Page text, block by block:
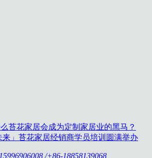
苔花家居会成为定制家居业的黑马？
来」苔花家居经销商学员培训圆满举办
/+86-18858139068